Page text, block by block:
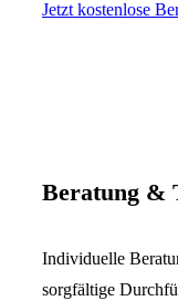
Jetzt kostenlose
Beratung &
Individuelle
sorgfältige